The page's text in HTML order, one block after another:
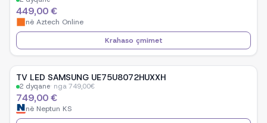
449,00 €
në Aztech Online
Krahaso çmimet
TV LED SAMSUNG UE75U8072HUXXH
2 dyqane· nga 749,00€
749,00 €
në Neptun KS